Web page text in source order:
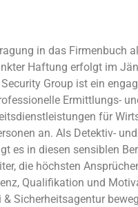
in das Firmenbuch
Haftung erfolgt im
Security Group ist ein
Ermittlungs-
für
an. Als Detektiv-
es in diesen sensiblen
die höchsten
Qualifikation und
& Sicherheitsagentur